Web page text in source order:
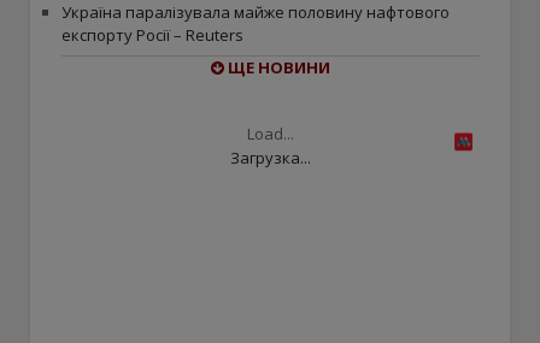
Україна паралізувала майже половину нафтового
експорту Росії – Reuters
ЩЕ НОВИНИ
Load...
Загрузка...